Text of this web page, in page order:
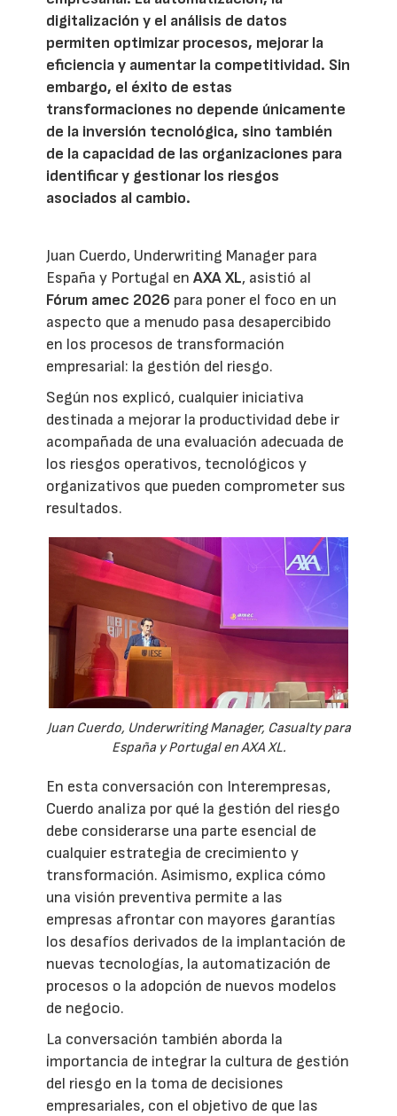
digitalización y el análisis de datos
permiten optimizar procesos, mejorar la
eficiencia y aumentar la competitividad. Sin
embargo, el éxito de estas
transformaciones no depende únicamente
de la inversión tecnológica, sino también
de la capacidad de las organizaciones para
identificar y gestionar los riesgos
asociados al cambio.
Juan Cuerdo, Underwriting Manager para
España y Portugal enAXA XL, asistió al
Fórum amec 2026 para poner el foco en un
aspecto que a menudo pasa desapercibido
en los procesos de transformación
empresarial: la gestión del riesgo.
Según nos explicó, cualquier iniciativa
destinada a mejorar la productividad debe ir
acompañada de una evaluación adecuada de
los riesgos operativos, tecnológicos y
organizativos que pueden comprometer sus
resultados.
Juan Cuerdo, Underwriting Manager, Casualty para
España y Portugal en AXA XL.
En esta conversación con Interempresas,
Cuerdo analiza por qué la gestión del riesgo
debe considerarse una parte esencial de
cualquier estrategia de crecimiento y
transformación. Asimismo, explica cómo
una visión preventiva permite a las
empresas afrontar con mayores garantías
los desafíos derivados de la implantación de
nuevas tecnologías, la automatización de
procesos o la adopción de nuevos modelos
de negocio.
La conversación también aborda la
importancia de integrar la cultura de gestión
del riesgo en la toma de decisiones
empresariales, con el objetivo de que las